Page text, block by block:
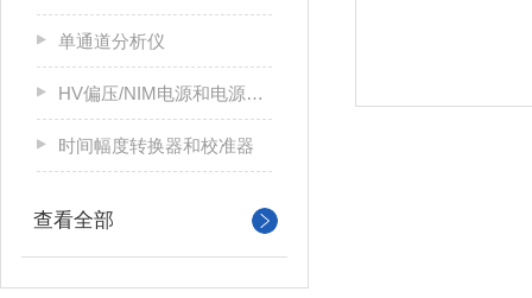
单通道分析仪
HV偏压/NIM电源和电源机箱
时间幅度转换器和校准器
查看全部